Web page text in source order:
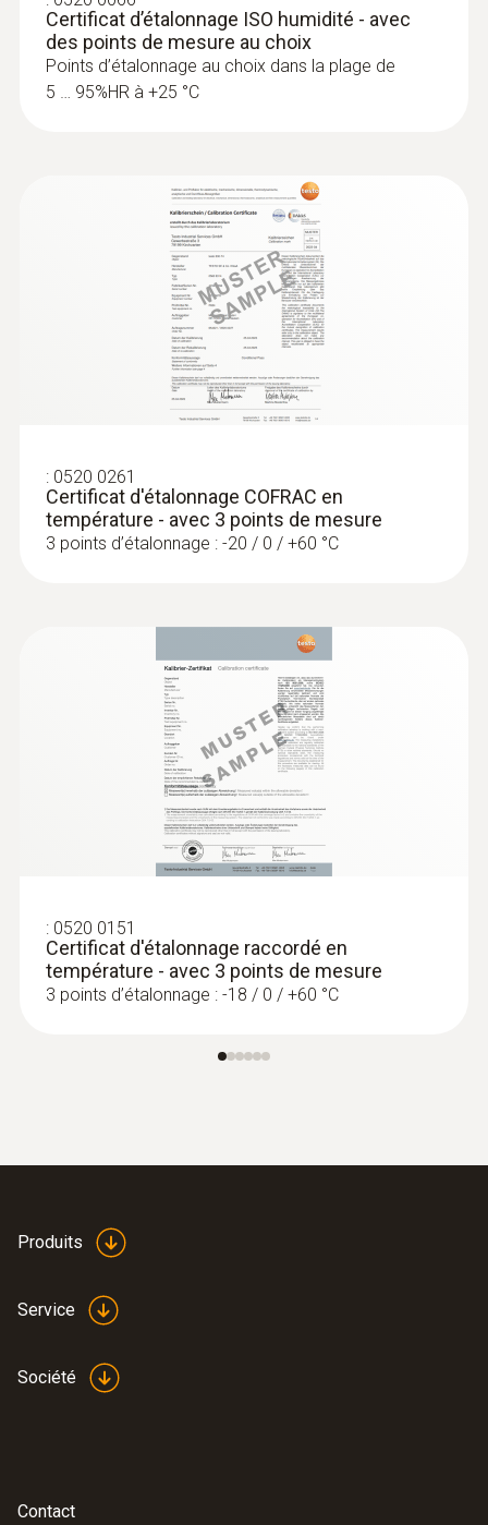
Certificat d’étalonnage ISO humidité - avec
des points de mesure au choix
Points d’étalonnage au choix dans la plage de
5 … 95%HR à +25 °C
: 0520 0261
Certificat d'étalonnage COFRAC en
température - avec 3 points de mesure
3 points d’étalonnage : -20 / 0 / +60 °C
: 0520 0151
Certificat d'étalonnage raccordé en
température - avec 3 points de mesure
3 points d’étalonnage : -18 / 0 / +60 °C
Produits
Service
Société
Contact